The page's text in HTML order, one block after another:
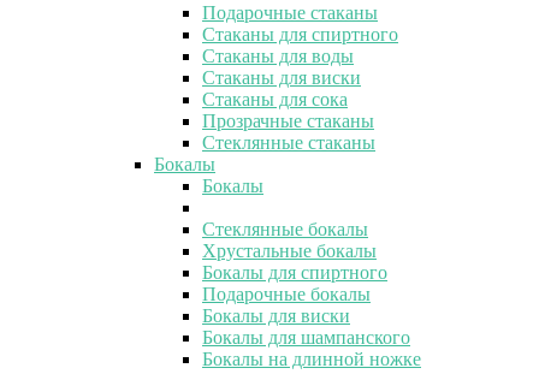
Подарочные стаканы
Стаканы для спиртного
Стаканы для воды
Стаканы для виски
Стаканы для сока
Прозрачные стаканы
Стеклянные стаканы
Бокалы
Бокалы
Стеклянные бокалы
Хрустальные бокалы
Бокалы для спиртного
Подарочные бокалы
Бокалы для виски
Бокалы для шампанского
Бокалы на длинной ножке